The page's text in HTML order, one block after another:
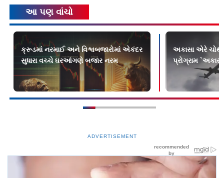
આ પણ વાંચો
ક્રૂડમાં નરમાઈ અને વિશ્વબજારોમાં એકંદર
સુધારા વચ્ચે ઘરઆંગણે બજાર નરમ
અકાસા એરે ચોથી
પ્રોગ્રામ
ADVERTISEMENT